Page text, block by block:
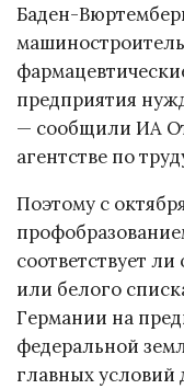
Баден-
предприятия
— сообщили ИА
агентстве по
Поэтому с
соответствует
или белого
Германии на
федеральной
главных условий